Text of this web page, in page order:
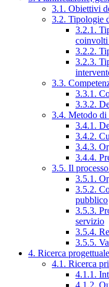
3.1. Obiettivi
3.2. Tipologie
3.2.1.
coinvolti
3.2.2.
3.2.3.
3.3.
3.3.1.
3.3.2.
3.4. Metodo di
3.4.1.
3.4.2.
3.4.3.
3.4.4.
3.5. Il
3.5.1.
3.5.2.
pubblico
3.5.3.
servizio
3.5.4.
3.5.5.
4. Ricerca progettuale
4.1. Ricerca
4.1.1.
4.1.2.